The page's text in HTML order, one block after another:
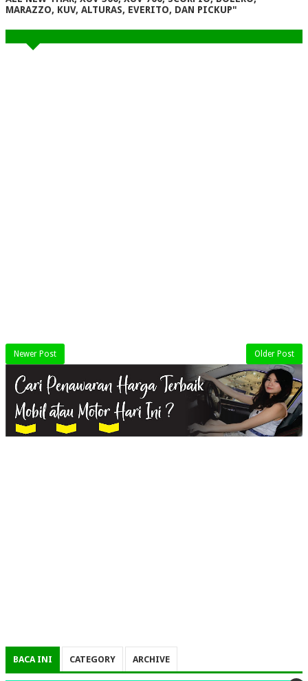
MARAZZO, KUV, ALTURAS, EVERITO, DAN PICKUP"
Newer Post Older Post
BACA INI CATEGORY ARCHIVE